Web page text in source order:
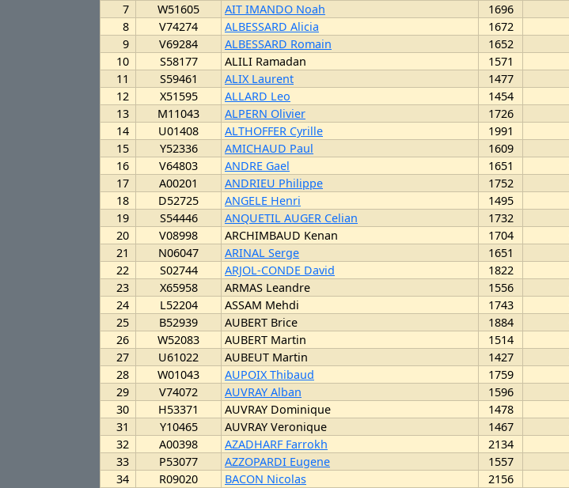
7
W51605 AIT IMANDO Noah 1696
8
V74274 ALBESSARD Alicia 1672
9
V69284 ALBESSARD Romain 1652
10
S58177 ALILI Ramadan 1571
11
S59461 ALIX Laurent 1477
12
X51595 ALLARD Leo 1454
13
M11043 ALPERN Olivier 1726
14
U01408 ALTHOFFER Cyrille 1991
15
Y52336 AMICHAUD Paul 1609
16
V64803 ANDRE Gael 1651
17
A00201 ANDRIEU Philippe 1752
18
D52725 ANGELE Henri 1495
19
S54446 ANQUETIL AUGER Celian 1732
20
V08998 ARCHIMBAUD Kenan 1704
21
N06047 ARINAL Serge 1651
22
S02744 ARJOL-CONDE David 1822
23
X65958 ARMAS Leandre 1556
24
L52204 ASSAM Mehdi 1743
25
B52939 AUBERT Brice 1884
26
W52083 AUBERT Martin 1514
27
U61022 AUBEUT Martin 1427
28
W01043 AUPOIX Thibaud 1759
29
V74072 AUVRAY Alban 1596
30
H53371 AUVRAY Dominique 1478
31
Y10465 AUVRAY Veronique 1467
32
A00398 AZADHARF Farrokh 2134
33
P53077 AZZOPARDI Eugene 1557
34
R09020 BACON Nicolas 2156